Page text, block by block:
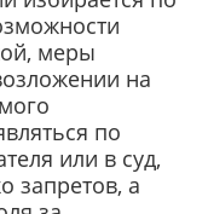
меры
на
по
или в суд,
запретов, а